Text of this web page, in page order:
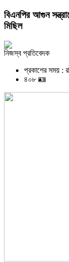
বিএনপির আগুন
মিছিল
নিজস্ব প্রতিবেদক
প্রকাশের সময় :
৪০৮ 🪪